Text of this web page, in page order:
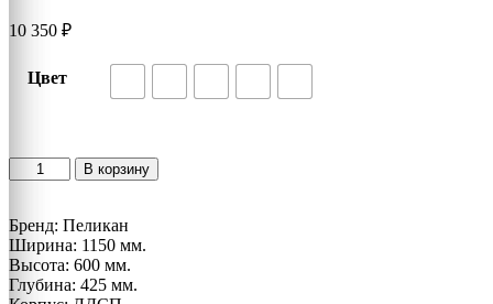
10 350 ₽
Цвет
Количество
товара
под
ТВ
Европа
В корзину
Бренд: Пеликан
Ширина: 1150 мм.
Высота: 600 мм.
Глубина: 425 мм.